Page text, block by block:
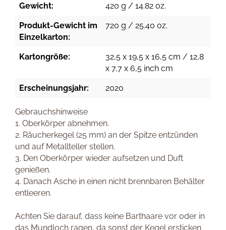
Gewicht: 420 g / 14.82 oz.
Produkt-Gewicht im
Einzelkarton:
720 g / 25.40 oz.
Kartongröße:
32,5 x 19,5 x 16,5 cm / 12,8
x 7,7 x 6,5 inch cm
Erscheinungsjahr: 2020
Gebrauchshinweise
1. Oberkörper abnehmen.
2. Räucherkegel (25 mm) an der Spitze entzünden
und auf Metallteller stellen.
3. Den Oberkörper wieder aufsetzen und Duft
genießen.
4. Danach Asche in einen nicht brennbaren Behälter
entleeren.
Achten Sie darauf, dass keine Barthaare vor oder in
das Mundloch ragen, da sonst der Kegel ersticken